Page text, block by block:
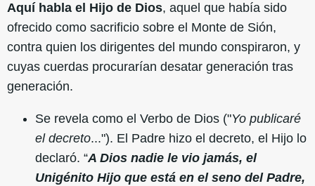
Aquí habla el Hijo de Dios, aquel que había sido
ofrecido como sacrificio sobre el Monte de Sión,
contra quien los dirigentes del mundo conspiraron, y
cuyas cuerdas procurarían desatar generación tras
generación.
Se revela como el Verbo de Dios ("Yo publicaré
el decreto..."). El Padre hizo el decreto, el Hijo lo
declaró. “A Dios nadie le vio jamás, el
Unigénito Hijo que está en el seno del Padre,